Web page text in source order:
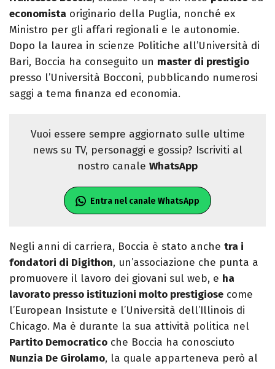
economista originario della Puglia, nonché ex
Ministro per gli affari regionali e le autonomie.
Dopo la laurea in scienze Politiche all’Università di
Bari, Boccia ha conseguito un master di prestigio
presso l’Università Bocconi, pubblicando numerosi
saggi a tema finanza ed economia.
Vuoi essere sempre aggiornato sulle ultime
news su TV, personaggi e gossip? Iscriviti al
nostro canale WhatsApp
Entra nel canale WhatsApp
Negli anni di carriera, Boccia è stato anche tra i
fondatori di Digithon, un’associazione che punta a
promuovere il lavoro dei giovani sul web, e ha
lavorato presso istituzioni molto prestigiose come
l’European Insistute e l’Università dell’Illinois di
Chicago. Ma è durante la sua attività politica nel
Partito Democratico che Boccia ha conosciuto
Nunzia De Girolamo, la quale apparteneva però al